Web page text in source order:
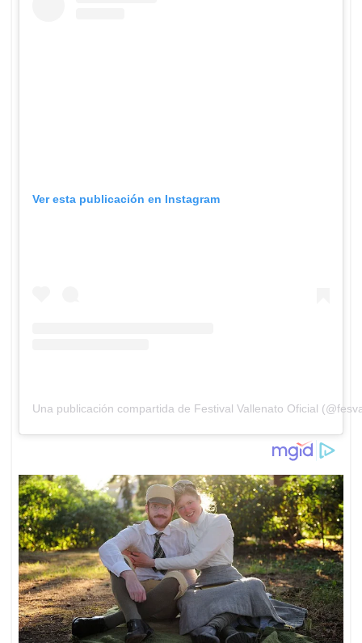
Ver esta publicación en Instagram
Una publicación compartida de Festival Vallenato Oficial